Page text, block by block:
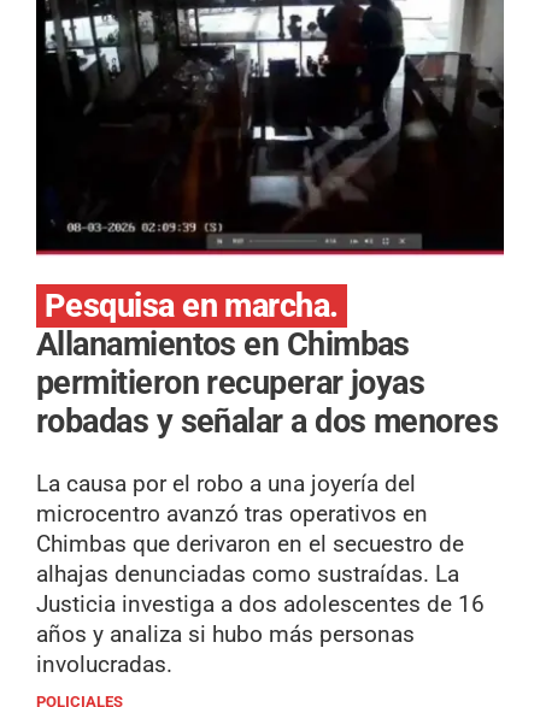
Pesquisa en marcha.
Allanamientos en Chimbas
permitieron recuperar joyas
robadas y señalar a dos menores
La causa por el robo a una joyería del
microcentro avanzó tras operativos en
Chimbas que derivaron en el secuestro de
alhajas denunciadas como sustraídas. La
Justicia investiga a dos adolescentes de 16
años y analiza si hubo más personas
involucradas.
POLICIALES